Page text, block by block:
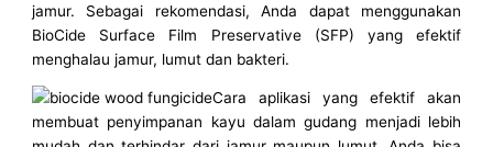
jamur. Sebagai rekomendasi, Anda dapat menggunakan
BioCide Surface Film Preservative (SFP) yang efektif
menghalau jamur, lumut dan bakteri.
Cara aplikasi yang efektif akan
membuat penyimpanan kayu dalam gudang menjadi lebih